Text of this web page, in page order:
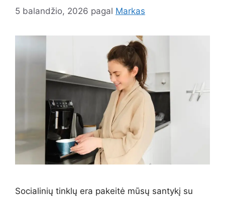
5 balandžio, 2026 pagal Markas
Socialinių tinklų era pakeitė mūsų santykį su